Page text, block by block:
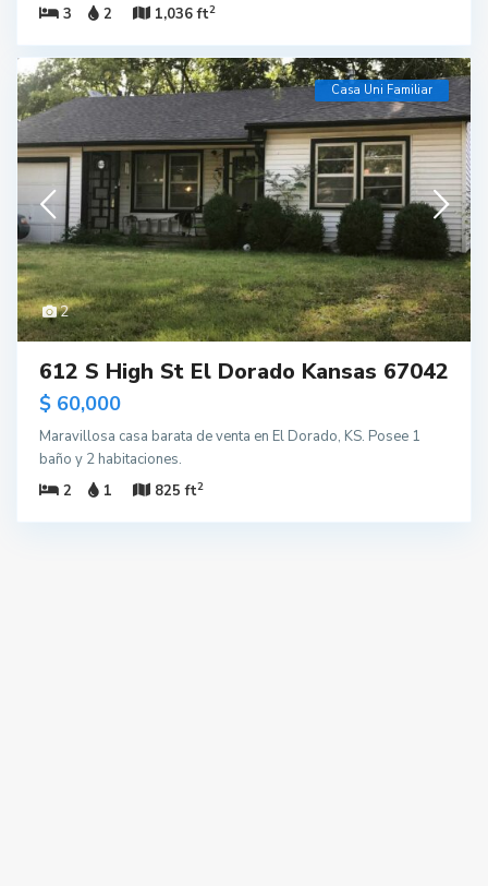
3
2 1,036 ft2
2
Casa Uni Familiar
612 S High St El Dorado Kansas 67042
$ 60,000
Maravillosa casa barata de venta en El Dorado, KS. Posee 1
baño y 2 habitaciones.
2
1 825 ft2